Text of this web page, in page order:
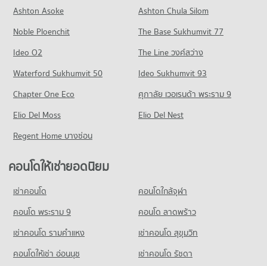
คอนโด ม.มหิดล เขตพญาไท
448 โครงการ
คอนโดให้เช่า ม.มหิดล เขตพญาไท
มีคอนโดให้เช่า 20,808 ประกาศ
ขายคอนโด ม.มหิดล เขตพญาไท
มีคอนโดขาย 8,406 ประกาศ
คอนโด วิทยาลัยพยาบาลบรมราชชนนีกรุงเทพ
มีคอนโดให้เช่า 16,274 ประกาศ
ขายคอนโด วิทยาลัยพยาบาลบรมราชชนนีกรุงเทพ
มีคอนโดขาย 6,046 ประกาศ
คอนโด รร.พณิชยการสีลม
มีคอนโดให้เช่า 17,401 ประกาศ
ขายคอนโด สยามเซ็นเตอร์
244 โครงการ
คอนโดให้เช่า เดอะ แพลตตินัม แฟชั่นมอลล์
มีคอนโดขาย 5,257 ประกาศ
คอนโด เอ็มบีเค เซ็นเตอร์
คอนโดให้เช่า เอ็มบีเค เซ็นเตอร์
มีคอนโดให้เช่า 2,299 ประกาศ
มีคอนโดขาย 841 ประกาศ
คอนโด ตลาดประตูผี
86 โครงการ
คอนโดให้เช่า ถนนบรรทัดทอง
มีคอนโดให้เช่า 1,821 ประกาศ
ขายคอนโด ถนนบรรทัดทอง
มีคอนโดขาย 763 ประกาศ
คอนโด ถนนพระราม 6
มีคอนโดให้เช่า 12,156 ประกาศ
ขายคอนโด ถนนพระราม 6
มีคอนโดขาย 4,735 ประกาศ
คอนโด ถนนเพชรบุรี กรุงเทพฯ
มีคอนโดให้เช่า 45,247 ประกาศ
ขายคอนโด ถนนเพชรบุรี กรุงเทพฯ
มีคอนโดขาย 16,087 ประกาศ
155 โครงการ
คอนโดให้เช่า รพ.พญาไท 1
มีคอนโดขาย 4,341 ประกาศ
คอนโด รพ.ราชวิถี
271 โครงการ
คอนโดให้เช่า รพ.ราชวิถี
มีคอนโดให้เช่า 15,724 ประกาศ
ขายคอนโด รพ.ราชวิถี
มีคอนโดขาย 5,899 ประกาศ
คอนโด รพ.บำรุงราษฎร์
637 โครงการ
คอนโดให้เช่า รพ.บำรุงราษฎร์
มีคอนโดให้เช่า 45,804 ประกาศ
ขายคอนโด รพ.บำรุงราษฎร์
Ashton Asoke
Ashton Chula Silom
Noble Ploenchit
The Base Sukhumvit 77
Ideo O2
The Line วงศ์สว่าง
Waterford Sukhumvit 50
Ideo Sukhumvit 93
Chapter One Eco
ศุภาลัย เวอเรนด้า พระราม 9
Elio Del Moss
Elio Del Nest
Regent Home บางซ่อน
คอนโดให้เช่ายอดนิยม
เช่าคอนโด
คอนโดใกล้จุฬา
คอนโด พระราม 9
คอนโด ลาดพร้าว
เช่าคอนโด รามคําแหง
เช่าคอนโด สุขุมวิท
คอนโดให้เช่า อ่อนนุช
เช่าคอนโด รัชดา